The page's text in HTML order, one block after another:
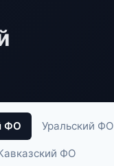
ФО Уральский ФО
ФО